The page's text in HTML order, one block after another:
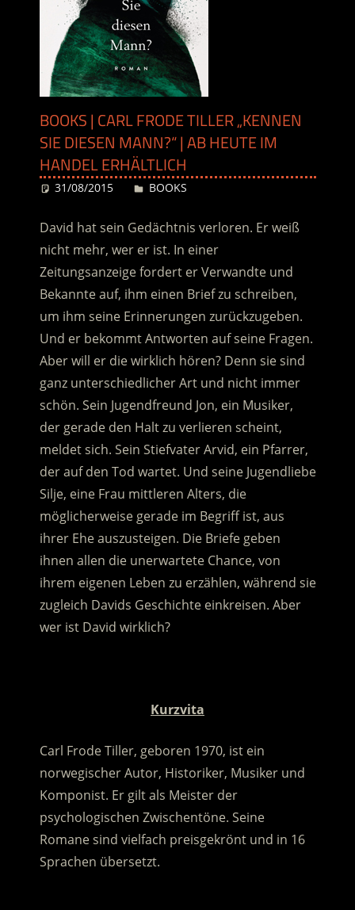
BOOKS | CARL FRODE TILLER „KENNEN
SIE DIESEN MANN?“ | AB HEUTE IM
HANDEL ERHÄLTLICH
31/08/2015 Desiree
BOOKS
David hat sein Gedächtnis verloren. Er weiß
nicht mehr, wer er ist. In einer
Zeitungsanzeige fordert er Verwandte und
Bekannte auf, ihm einen Brief zu schreiben,
um ihm seine Erinnerungen zurückzugeben.
Und er bekommt Antworten auf seine Fragen.
Aber will er die wirklich hören? Denn sie sind
ganz unterschiedlicher Art und nicht immer
schön. Sein Jugendfreund Jon, ein Musiker,
der gerade den Halt zu verlieren scheint,
meldet sich. Sein Stiefvater Arvid, ein Pfarrer,
der auf den Tod wartet. Und seine Jugendliebe
Silje, eine Frau mittleren Alters, die
möglicherweise gerade im Begriff ist, aus
ihrer Ehe auszusteigen. Die Briefe geben
ihnen allen die unerwartete Chance, von
ihrem eigenen Leben zu erzählen, während sie
zugleich Davids Geschichte einkreisen. Aber
wer ist David wirklich?
Kurzvita
Carl Frode Tiller, geboren 1970, ist ein
norwegischer Autor, Historiker, Musiker und
Komponist. Er gilt als Meister der
psychologischen Zwischentöne. Seine
Romane sind vielfach preisgekrönt und in 16
Sprachen übersetzt.